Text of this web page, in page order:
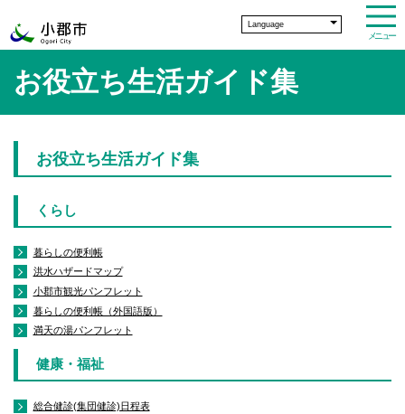
Language
メニュー
お役立ち生活ガイド集
お役立ち生活ガイド集
くらし
暮らしの便利帳
洪水ハザードマップ
小郡市観光パンフレット
暮らしの便利帳（外国語版）
満天の湯パンフレット
健康・福祉
総合健診(集団健診)日程表